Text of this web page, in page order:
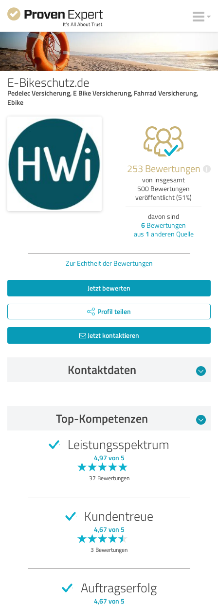
E-Bikeschutz.de
Pedelec Versicherung, E Bike Versicherung, Fahrrad Versicherung,
Ebike
253 Bewertungen i
von insgesamt
500 Bewertungen
veröffentlicht (51%)
davon sind
6 Bewertungen
aus 1 anderen Quelle
Zur Echtheit der Bewertungen
Jetzt bewerten
Profil teilen
Jetzt kontaktieren
Kontaktdaten
Empfehlung
Bewertung anzeigen
Top-Kompetenzen
Leistungsspektrum
4,97 von 5
37 Bewertungen
Kundentreue
4,67 von 5
3 Bewertungen
Auftragserfolg
4,67 von 5